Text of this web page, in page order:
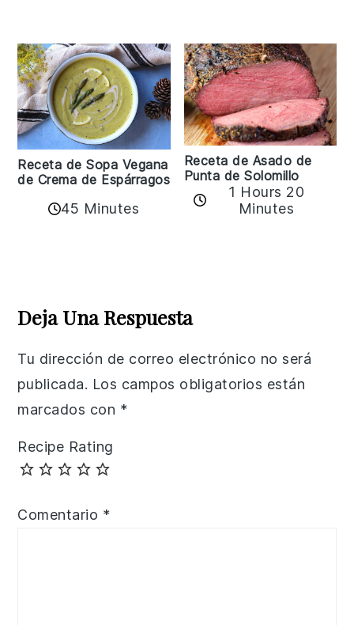
Receta de Sopa Vegana
de Crema de Espárragos
45 Minutes
Receta de Asado de
Punta de Solomillo
1 Hours 20
Minutes
Interactions
Deja Una Respuesta
Tu dirección de correo electrónico no será
publicada. Los campos obligatorios están
marcados con *
Recipe Rating
Comentario *